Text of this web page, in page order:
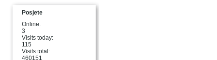
Posjete
Online:
3
Visits today:
115
Visits total:
460151